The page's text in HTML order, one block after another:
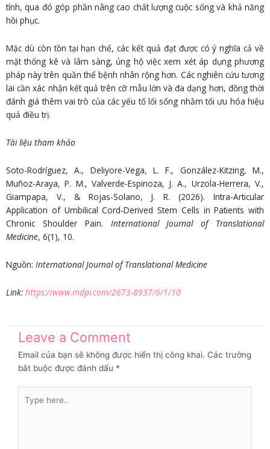
tính, qua đó góp phần nâng cao chất lượng cuộc sống và khả năng
hồi phục.
Mặc dù còn tồn tại hạn chế, các kết quả đạt được có ý nghĩa cả về
mặt thống kê và lâm sàng, ủng hộ việc xem xét áp dụng phương
pháp này trên quần thể bệnh nhân rộng hơn. Các nghiên cứu tương
lai cần xác nhận kết quả trên cỡ mẫu lớn và đa dạng hơn, đồng thời
đánh giá thêm vai trò của các yếu tố lối sống nhằm tối ưu hóa hiệu
quả điều trị.
Tài liệu tham khảo
Soto-Rodríguez, A., Deliyore-Vega, L. F., González-Kitzing, M.,
Muñoz-Araya, P. M., Valverde-Espinoza, J. A., Urzola-Herrera, V.,
Giampapa, V., & Rojas-Solano, J. R. (2026). Intra-Articular
Application of Umbilical Cord-Derived Stem Cells in Patients with
Chronic Shoulder Pain. International Journal of Translational
Medicine, 6(1), 10.
Nguồn: International Journal of Translational Medicine
Link: https://www.mdpi.com/2673-8937/6/1/10
Leave a Comment
Email của bạn sẽ không được hiển thị công khai. Các trường
bắt buộc được đánh dấu *
here..